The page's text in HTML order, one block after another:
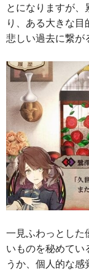
とになりますが
り、ある大きな
悲しい過去に繋が
一見ふわっとした
いものを秘めてい
うか、個人的な